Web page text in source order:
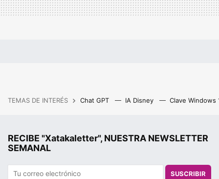
TEMAS DE INTERÉS Chat GPT IA Disney Clave Windows
RECIBE "Xatakaletter", NUESTRA NEWSLETTER
SEMANAL
SUSCRIBIR